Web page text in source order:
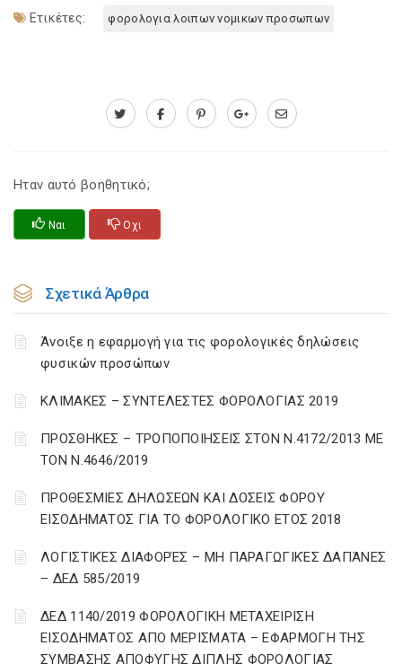
Ετικέτες: φορολογια λοιπων νομικων προσωπων
Ηταν αυτό βοηθητικό;
Ναι Οχι
Σχετικά Άρθρα
Άνοιξε η εφαρμογή για τις φορολογικές δηλώσεις
φυσικών προσώπων
ΚΛΙΜΑΚΕΣ – ΣΥΝΤΕΛΕΣΤΕΣ ΦΟΡΟΛΟΓΙΑΣ 2019
ΠΡΟΣΘΗΚΕΣ – ΤΡΟΠΟΠΟΙΗΣΕΙΣ ΣΤΟΝ Ν.4172/2013 ΜΕ
ΤΟΝ Ν.4646/2019
ΠΡΟΘΕΣΜΙΕΣ ΔΗΛΩΣΕΩΝ ΚΑΙ ΔΟΣΕΙΣ ΦΟΡΟΥ
ΕΙΣΟΔΗΜΑΤΟΣ ΓΙΑ ΤΟ ΦΟΡΟΛΟΓΙΚΟ ΕΤΟΣ 2018
ΛΟΓΙΣΤΙΚΈΣ ΔΙΑΦΟΡΈΣ – ΜΗ ΠΑΡΑΓΩΓΙΚΈΣ ΔΑΠΆΝΕΣ
– ΔΕΔ 585/2019
ΔΕΔ 1140/2019 ΦΟΡΟΛΟΓΙΚΗ ΜΕΤΑΧΕΙΡΙΣΗ
ΕΙΣΟΔΗΜΑΤΟΣ ΑΠΟ ΜΕΡΙΣΜΑΤΑ – ΕΦΑΡΜΟΓΗ ΤΗΣ
ΣΥΜΒΑΣΗΣ ΑΠΟΦΥΓΗΣ ΔΙΠΛΗΣ ΦΟΡΟΛΟΓΙΑΣ